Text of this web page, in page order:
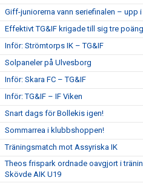
Giff-juniorerna vann seriefinalen – upp
Effektivt TG&IF krigade till sig tre
Inför: Strömtorps IK – TG&IF
Solpaneler på Ulvesborg
Inför: Skara FC – TG&IF
Inför: TG&IF – IF Viken
Snart dags för Bollekis igen!
Sommarrea i klubbshoppen!
Träningsmatch mot Assyriska IK
Theos frispark ordnade oavgjort i
Skövde AIK U19